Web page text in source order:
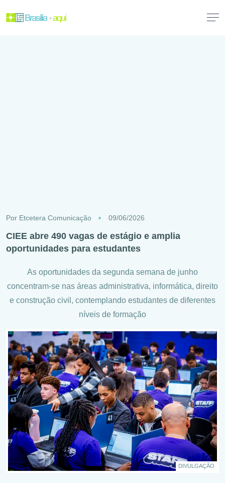
Por Etcetera Comunicação 09/06/2026
CIEE abre 490 vagas de estágio e amplia
oportunidades para estudantes
As oportunidades da segunda semana de junho
concentram-se nas áreas administrativa, informática, direito
e construção civil, contemplando estudantes de diferentes
níveis de formação
DIVULGAÇÃO